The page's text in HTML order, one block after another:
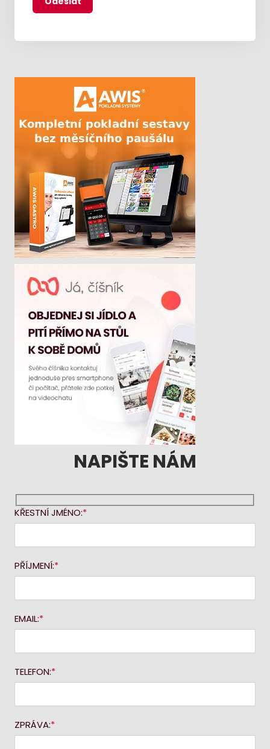
NAPIŠTE NÁM
KŘESTNÍ JMÉNO:
PŘÍJMENÍ:
EMAIL:
TELEFON:
ZPRÁVA: